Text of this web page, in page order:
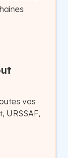
vos
URSSAF,